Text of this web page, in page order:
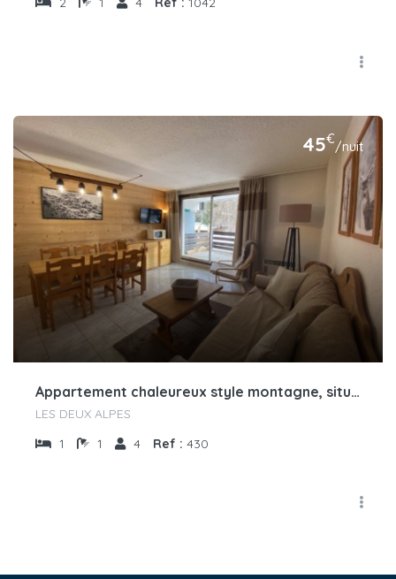
45€/nuit
Appartement chaleureux style montagne, situé dans un secteur calme au pied des pistes
LES DEUX ALPES
1
1 4 Ref : 430